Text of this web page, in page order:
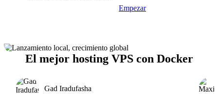
Empezar
El mejor hosting VPS con Docker
Gad Iradufasha